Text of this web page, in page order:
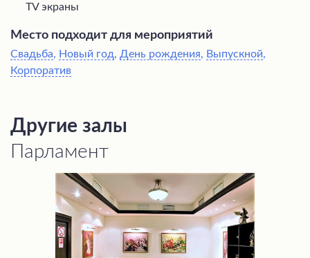
TV экраны
Место подходит для мероприятий
Свадьба, Новый год, День рождения, Выпускной,
Корпоратив
Другие залы
Парламент